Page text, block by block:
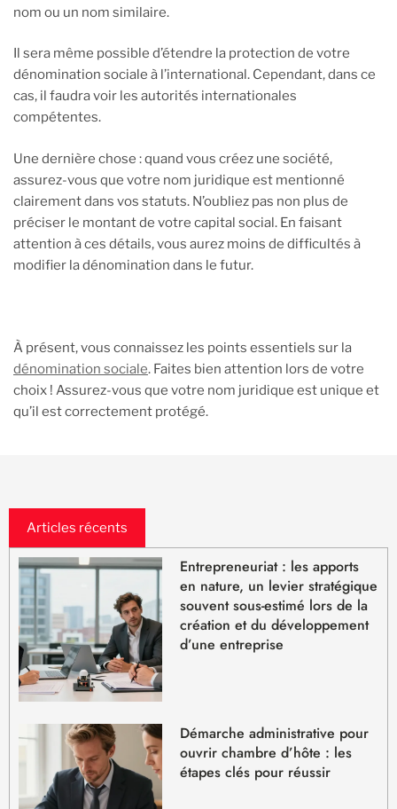
nom ou un nom similaire.
Il sera même possible d’étendre la protection de votre
dénomination sociale à l’international. Cependant, dans ce
cas, il faudra voir les autorités internationales
compétentes.
Une dernière chose : quand vous créez une société,
assurez-vous que votre nom juridique est mentionné
clairement dans vos statuts. N’oubliez pas non plus de
préciser le montant de votre capital social. En faisant
attention à ces détails, vous aurez moins de difficultés à
modifier la dénomination dans le futur.
À présent, vous connaissez les points essentiels sur la
dénomination sociale. Faites bien attention lors de votre
choix ! Assurez-vous que votre nom juridique est unique et
qu’il est correctement protégé.
Articles récents
Entrepreneuriat : les apports
en nature, un levier stratégique
souvent sous-estimé lors de la
création et du développement
d’une entreprise
Démarche administrative pour
ouvrir chambre d’hôte : les
étapes clés pour réussir